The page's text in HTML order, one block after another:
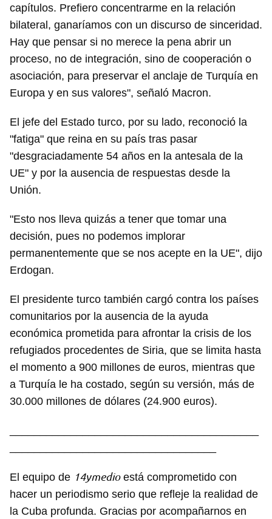
capítulos. Prefiero concentrarme en la relación
bilateral, ganaríamos con un discurso de sinceridad.
Hay que pensar si no merece la pena abrir un
proceso, no de integración, sino de cooperación o
asociación, para preservar el anclaje de Turquía en
Europa y en sus valores", señaló Macron.
El jefe del Estado turco, por su lado, reconoció la
"fatiga" que reina en su país tras pasar
"desgraciadamente 54 años en la antesala de la
UE" y por la ausencia de respuestas desde la
Unión.
"Esto nos lleva quizás a tener que tomar una
decisión, pues no podemos implorar
permanentemente que se nos acepte en la UE", dijo
Erdogan.
El presidente turco también cargó contra los países
comunitarios por la ausencia de la ayuda
económica prometida para afrontar la crisis de los
refugiados procedentes de Siria, que se limita hasta
el momento a 900 millones de euros, mientras que
a Turquía le ha costado, según su versión, más de
30.000 millones de dólares (24.900 euros).
El equipo de 14ymedioestá comprometido con
hacer un periodismo serio que refleje la realidad de
la Cuba profunda. Gracias por acompañarnos en